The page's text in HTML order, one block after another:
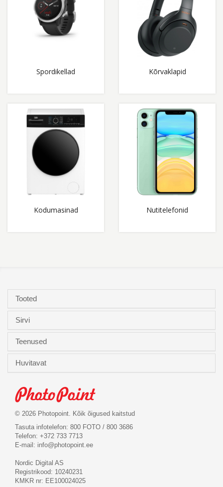
Spordikellad Kõrvaklapid
Kodumasinad Nutitelefonid
Tooted
Sirvi
Teenused
Huvitavat
© 2026 Photopoint. Kõik õigused kaitstud
Tasuta infotelefon: 800 FOTO / 800 3686
Telefon: +372 733 7713
E-mail: info@photopoint.ee
Nordic Digital AS
Registrikood: 10240231
KMKR nr: EE100024025